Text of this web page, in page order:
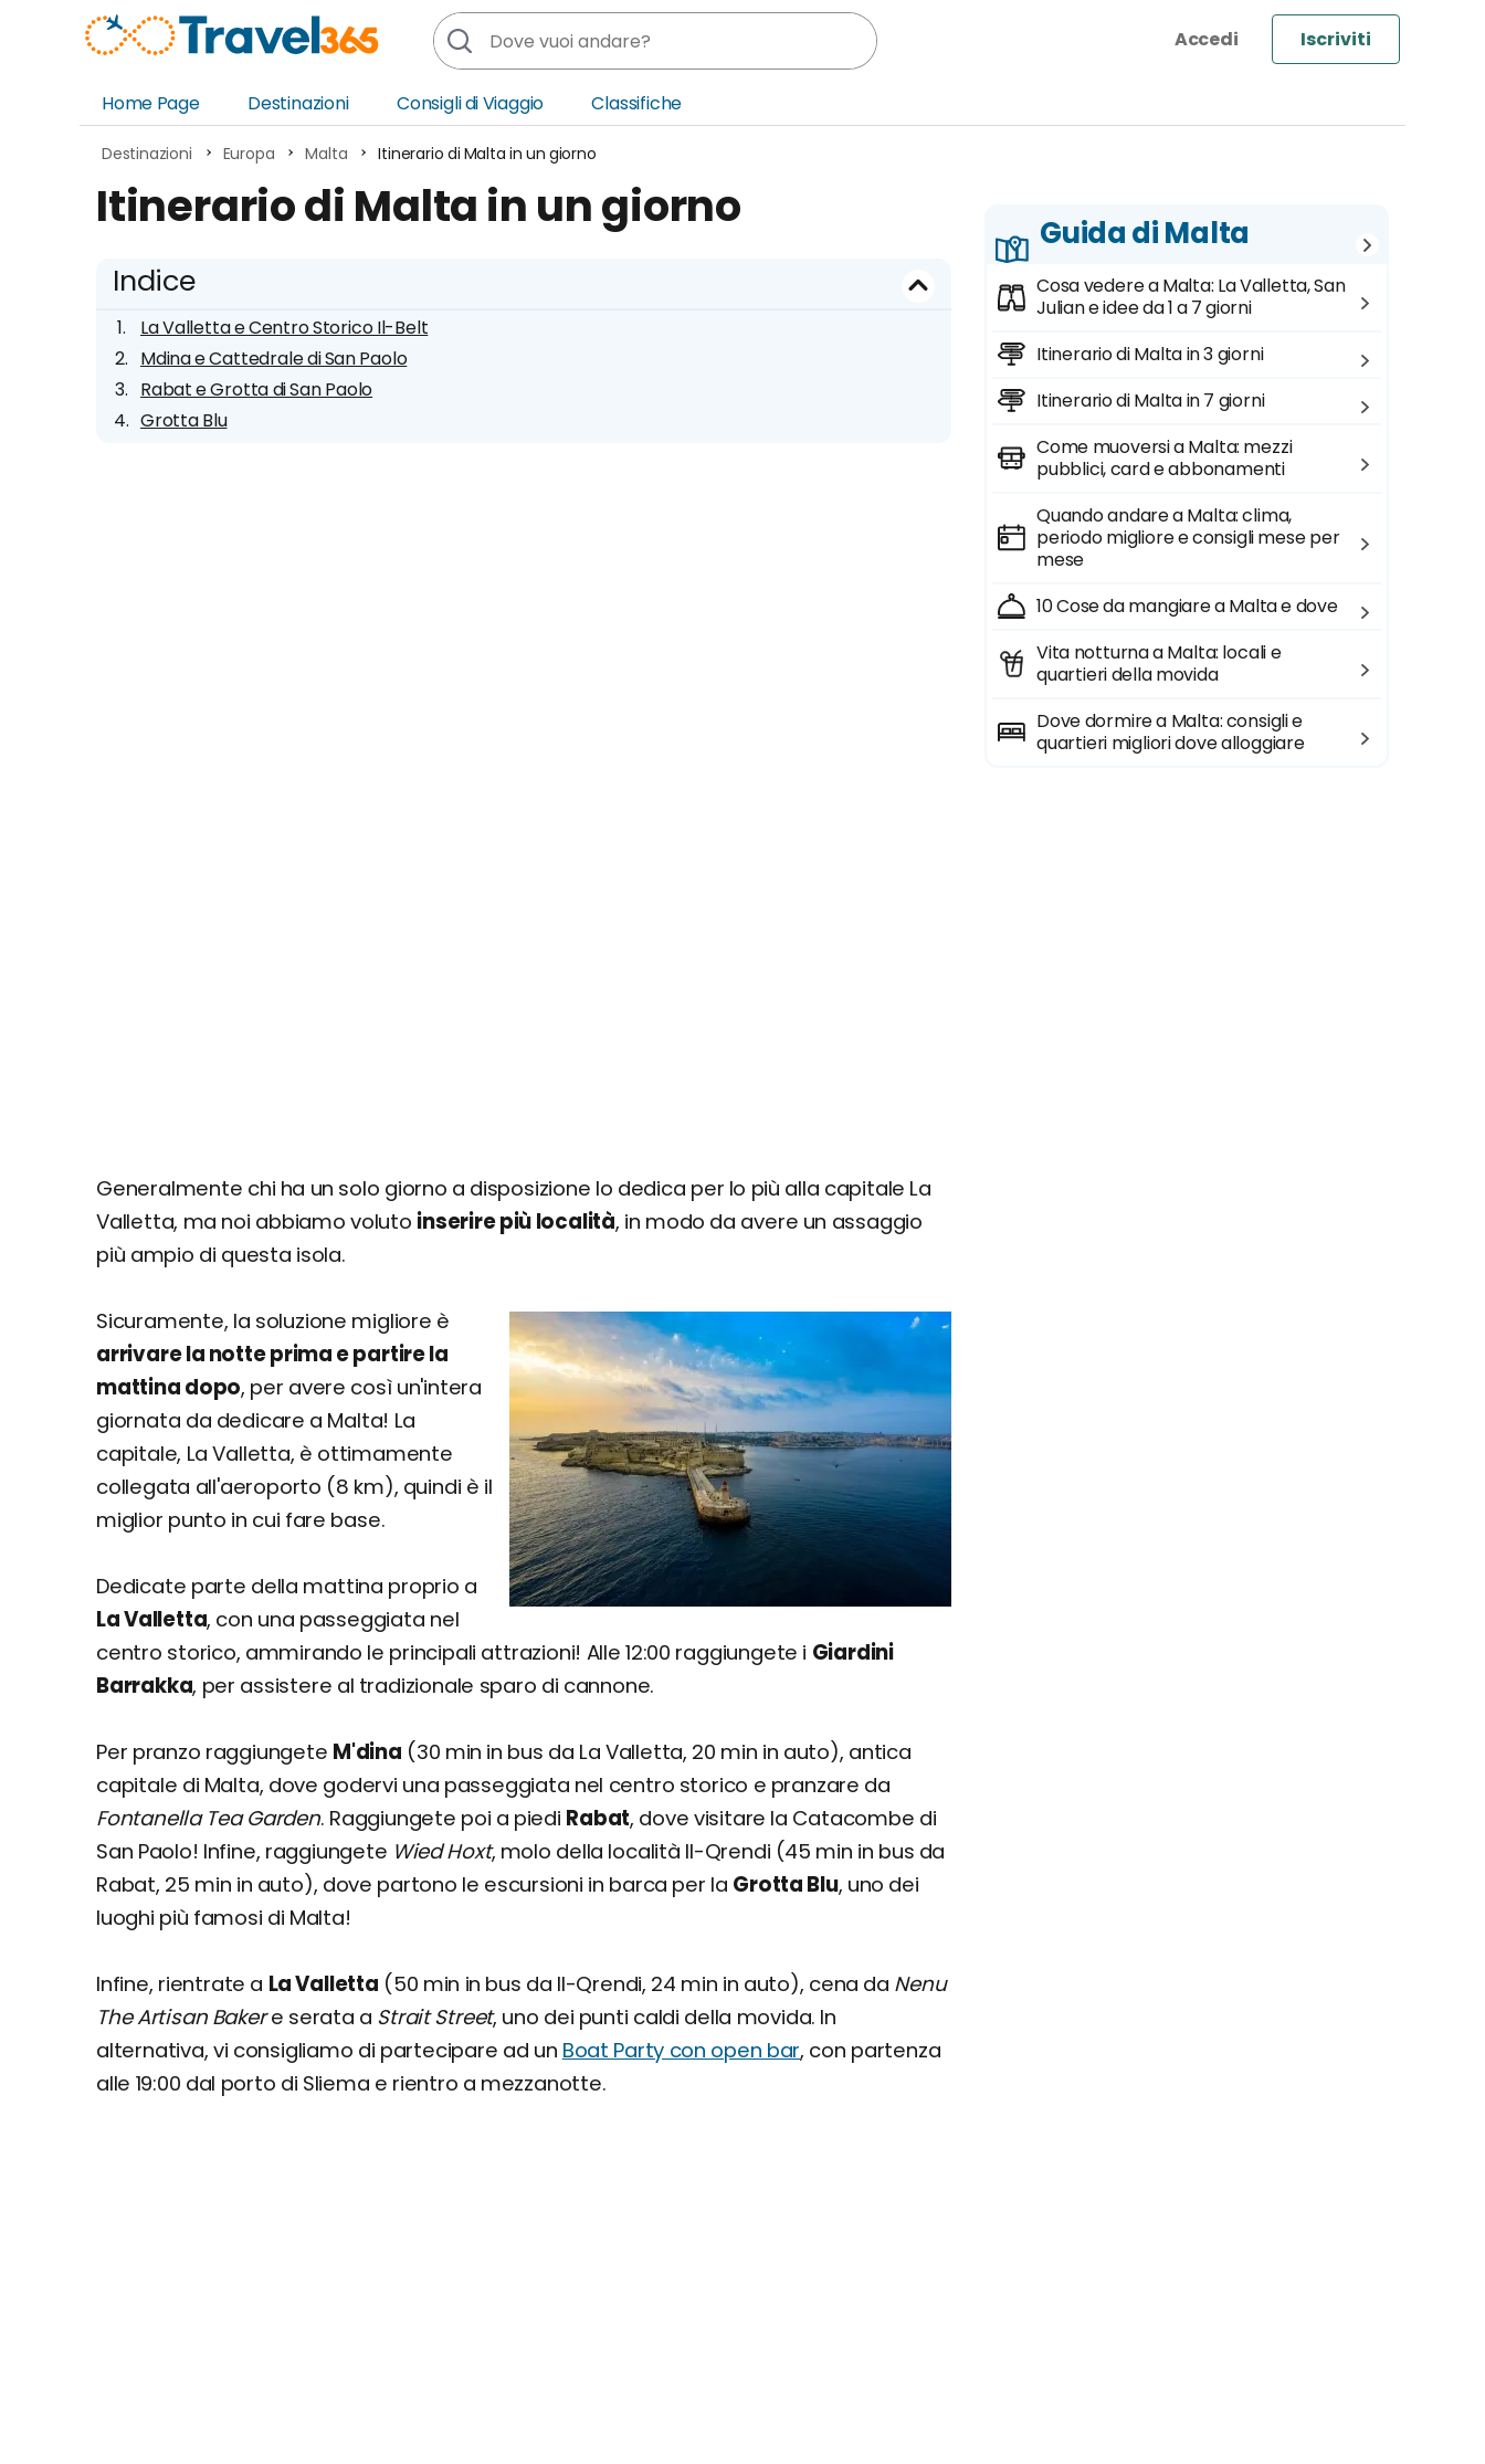
Iscriviti
Home Page
Destinazioni
Asia
Europa
Oceania
Nord America
America Centrale
Consigli di Viaggio Classifiche
Destinazioni Europa Malta Itinerario di Malta in un giorno
Itinerario di Malta in un giorno
Indice
La Valletta e Centro Storico Il-Belt
Mdina e Cattedrale di San Paolo
Rabat e Grotta di San Paolo
Grotta Blu
Generalmente chi ha un solo giorno a disposizione lo dedica per lo più alla capitale La
Valletta, ma noi abbiamo voluto inserire più località, in modo da avere un assaggio
più ampio di questa isola.
Sicuramente, la soluzione migliore è
arrivare la notte prima e partire la
mattina dopo, per avere così un'intera
giornata da dedicare a Malta! La
capitale, La Valletta, è ottimamente
collegata all'aeroporto (8 km), quindi è il
miglior punto in cui fare base.
Dedicate parte della mattina proprio a
La Valletta, con una passeggiata nel
centro storico, ammirando le principali attrazioni! Alle 12:00 raggiungete i Giardini
Barrakka, per assistere al tradizionale sparo di cannone.
Per pranzo raggiungete M'dina (30 min in bus da La Valletta, 20 min in auto), antica
capitale di Malta, dove godervi una passeggiata nel centro storico e pranzare da
Fontanella Tea Garden. Raggiungete poi a piedi Rabat, dove visitare la Catacombe di
San Paolo! Infine, raggiungete Wied Hoxt, molo della località Il-Qrendi (45 min in bus da
Rabat, 25 min in auto), dove partono le escursioni in barca per la Grotta Blu, uno dei
luoghi più famosi di Malta!
Infine, rientrate a La Valletta (50 min in bus da Il-Qrendi, 24 min in auto), cena da Nenu
The Artisan Bakere serata a Strait Street, uno dei punti caldi della movida. In
alternativa, vi consigliamo di partecipare ad un Boat Party con open bar, con partenza
alle 19:00 dal porto di Sliema e rientro a mezzanotte.
Guida di Malta
Cosa vedere a Malta: La Valletta, San
Julian e idee da 1 a 7 giorni
Itinerario di Malta in 3 giorni
Itinerario di Malta in 7 giorni
Come muoversi a Malta: mezzi
pubblici, card e abbonamenti
Quando andare a Malta: clima,
periodo migliore e consigli mese per
mese
10 Cose da mangiare a Malta e dove
Vita notturna a Malta: locali e
quartieri della movida
Dove dormire a Malta: consigli e
quartieri migliori dove alloggiare